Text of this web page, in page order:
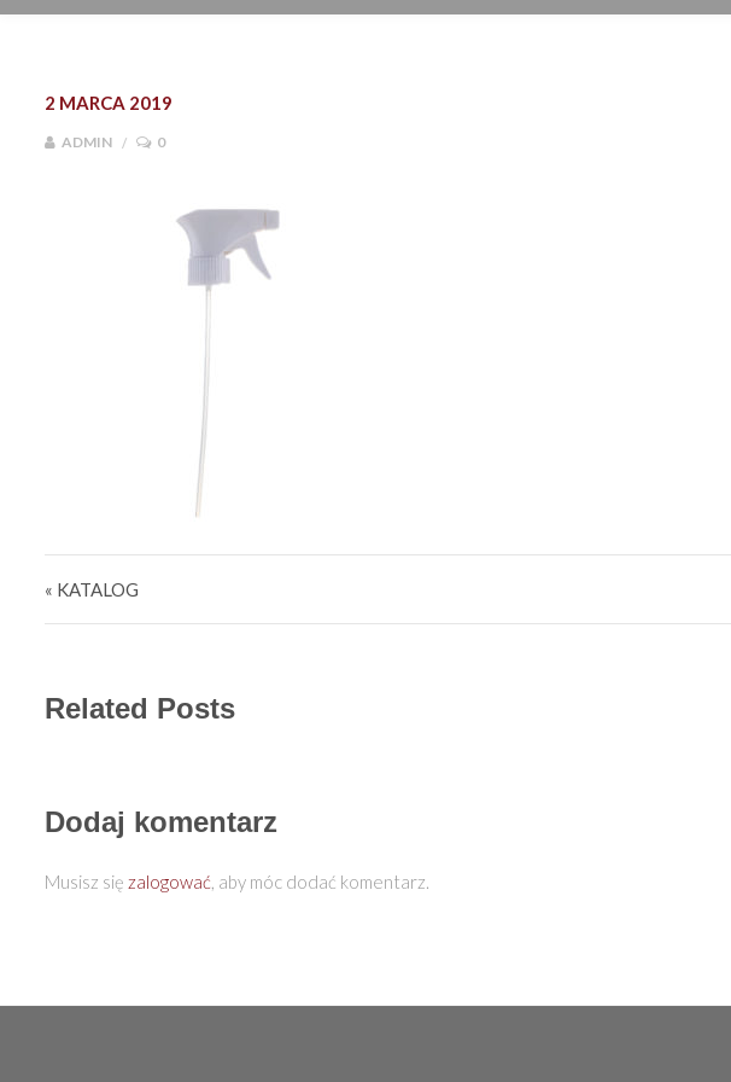
2 MARCA 2019
ADMIN 0
Nawigacja wpisu
« KATALOG
Related Posts
Dodaj komentarz
Musisz się zalogować, aby móc dodać komentarz.